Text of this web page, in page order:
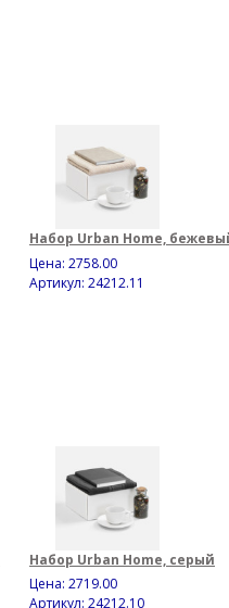
Набор Urban Home,
Цена: 2758.00
Артикул: 24212.11
Набор Urban Home, серый
Цена: 2719.00
Артикул: 24212.10